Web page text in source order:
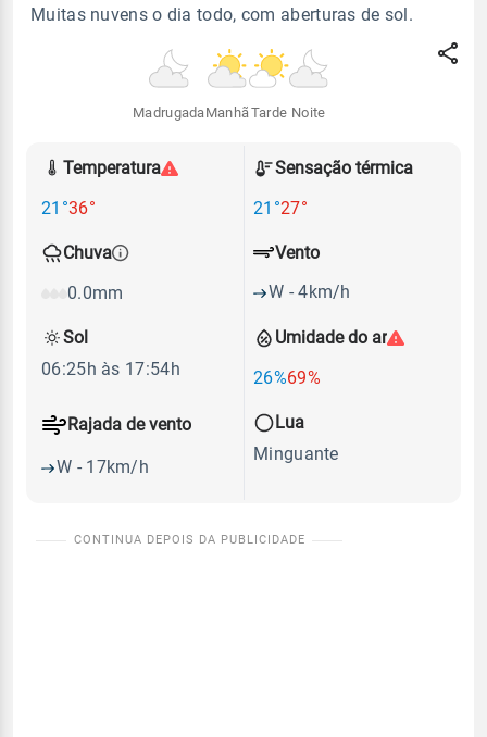
Muitas nuvens o dia todo, com aberturas de sol.
Madrugada Manhã Tarde Noite
Temperatura
21°36°
Sensação térmica
21°27°
Chuva
0.0mm
Umidade do ar
26%69%
Vento
W - 4km/h
Rajada de vento
W - 17km/h
Sol
06:25h às 17:54h
Lua
Minguante